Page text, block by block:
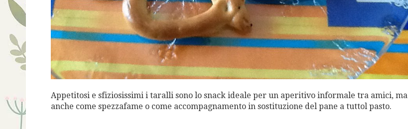
Appetitosi e sfiziosissimi i taralli sono lo snack ideale per un aperitivo informale tra amici, ma
anche come spezzafame o come accompagnamento in sostituzione del pane a tuttol pasto.